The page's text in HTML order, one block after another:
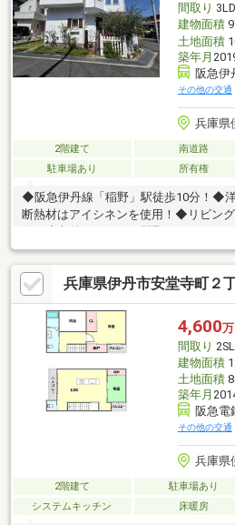
間取り
建物面積
土地面積
築年月
阪急伊
その他の交通
兵庫県
2階建て 南道路
駐車場あり
所有権
◆阪急伊丹線「稲野」駅徒歩10分！◆
断熱材はアイシネンを使用！◆リビン
リー、階段下収納等）◆2階寝室には書
るDEN有！◆IHクッキングヒータ採用
変丁寧にお使いです♪
兵庫県伊丹市安堂寺町２
4,600
間取り
建物面積
土地面積
築年月
阪急電
その他の交通
兵庫県
2階建て 駐車場あり
システムキッチン
床暖房